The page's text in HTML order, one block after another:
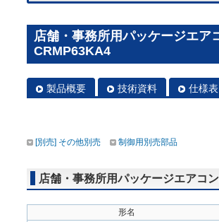
店舗・事務所用パッケージエ
CRMP63KA4
製品概要 技術資料 仕様表
[別売] その他別売
制御用別売部品
店舗・事務所用パッケージエアコ
形名